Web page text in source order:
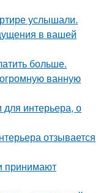
услышали.
в вашей
больше.
ванную
интерьера, о
отзывается
принимают